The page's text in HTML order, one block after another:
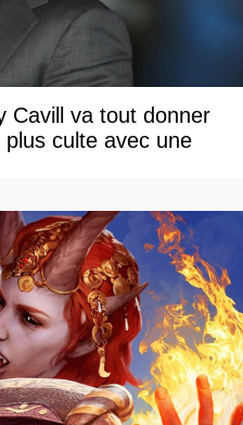
Cavill va tout donner
culte avec une